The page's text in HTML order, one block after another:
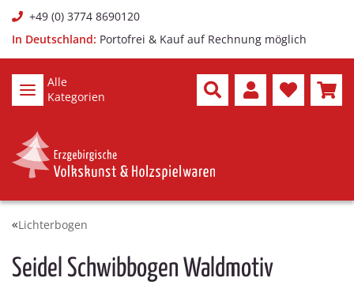
+49 (0) 3774 8690120
In Deutschland: Portofrei & Kauf auf Rechnung möglich
Alle
Kategorien
Lichterbogen
Seidel Schwibbogen Waldmotiv